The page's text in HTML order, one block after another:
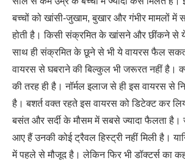
बच्चों को खांसी-जुखाम, बुखार और गंभीर मामलों में
होती है। किसी संक्रमित के खांसने और छींकने से
साथ ही संक्रमित के छूने से भी ये वायरस फैल
वायरस से घबराने की बिल्कुल भी जरूरत नहीं है।
की तरह ही है। नॉर्मल इलाज से ही इस वायरस से
है। बशर्त वक्त रहते इस वायरस को डिटेक्ट कर
बसंत और सर्दी के मौसम में सबसे ज्यादा फैलता है।
आए हैं उनकी कोई ट्रैवल हिस्ट्री नहीं मिली है।
में पहले से मौजूद है। लेकिन फिर भी डॉक्टर्स का